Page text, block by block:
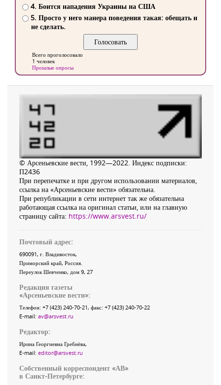
4. Боится нападения Украины на США
5. Просто у него манера поведения такая: обещать и
не сделать.
Всего проголосовало
1 человек
Прошлые опросы
© Арсеньевские вести, 1992—2022. Индекс подписки:
П2436
При перепечатке и при другом использовании материалов,
ссылка на «Арсеньевские вести» обязательна.
При републикации в сети интернет так же обязательна
работающая ссылка на оригинал статьи, или на главную
страницу сайта: https://www.arsvest.ru/
Почтовый адрес:
690091, г. Владивосток,
Приморский край, Россия
Переулок Шевченко, дом 9, 27
Редакция газеты
«Арсеньевские вести»:
Телефон: +7 (423) 240-70-21, факс: +7 (423) 240-70-22
E-mail: av@arsvest.ru
Редактор:
Ирина Георгиевна Гребнёва,
E-mail: editor@arsvest.ru
Собственный корреспондент «АВ»
в Санкт-Петербурге: